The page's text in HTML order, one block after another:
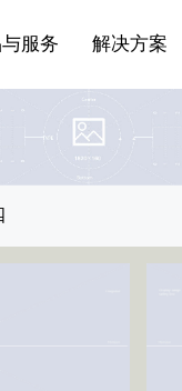
服务 解决方案